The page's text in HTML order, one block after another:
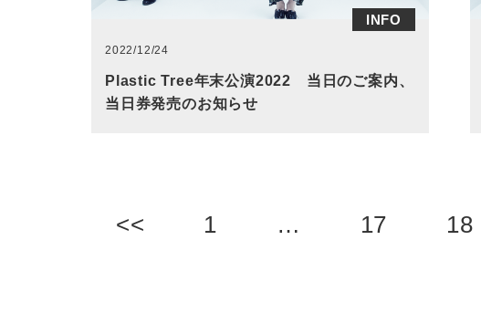
INFO
2022/12/24
Plastic Tree年末公演2022 当日のご案内、
当日券発売のお知らせ
<< 1 … 17 18